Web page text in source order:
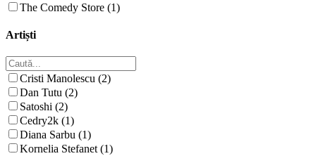
The Comedy Store (1)
Artiști
Cristi Manolescu (2)
Dan Tutu (2)
Satoshi (2)
Cedry2k (1)
Diana Sarbu (1)
Kornelia Stefanet (1)